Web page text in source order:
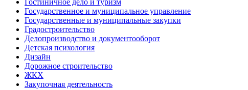
Гостиничное дело и туризм
Государственное и муниципальное управление
Государственные и муниципальные закупки
Градостроительство
Делопроизводство и документооборот
Детская психология
Дизайн
Дорожное строительство
ЖКХ
Закупочная деятельность